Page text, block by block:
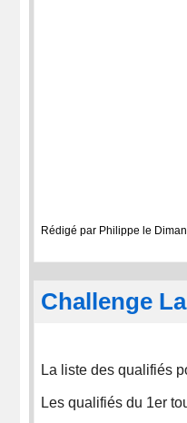
Rédigé par Philippe le
Challenge
La liste des qualifiés
Les qualifiés du 1er